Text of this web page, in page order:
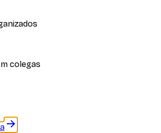
desta disciplina
colegas